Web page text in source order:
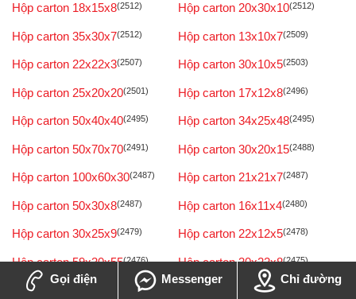
Hộp carton 18x15x8(2512) Hộp carton 20x30x10(2512)
Hộp carton 35x30x7(2512) Hộp carton 13x10x7(2509)
Hộp carton 22x22x3(2507) Hộp carton 30x10x5(2503)
Hộp carton 25x20x20(2501) Hộp carton 17x12x8(2496)
Hộp carton 50x40x40(2495) Hộp carton 34x25x48(2495)
Hộp carton 50x70x70(2491) Hộp carton 30x20x15(2488)
Hộp carton 100x60x30(2487) Hộp carton 21x21x7(2487)
Hộp carton 50x30x8(2487) Hộp carton 16x11x4(2480)
Hộp carton 30x25x9(2479) Hộp carton 22x12x5(2478)
Hộp carton 59x30x55(2476) Hộp carton 30x22x8(2475)
Hộp carton 20x15x12 (2474) Hộp carton 8x10x20
Gọi điện Messenger Chỉ đường